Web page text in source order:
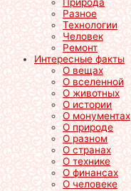
Природа
Разное
Технологии
Человек
Ремонт
Интересные факты
О вещах
О вселенной
О животных
О истории
О монументах
О природе
О разном
О странах
О технике
О финансах
О человеке